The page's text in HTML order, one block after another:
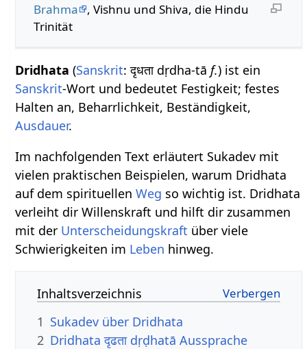
Brahma
, Vishnu und Shiva, die Hindu
Trinität
Dridhata (Sanskrit: दृधता dṛdha-tāf.) ist ein
Sanskrit-Wort und bedeutet Festigkeit; festes
Halten an, Beharrlichkeit, Beständigkeit,
Ausdauer.
Im nachfolgenden Text erläutert Sukadev mit
vielen praktischen Beispielen, warum Dridhata
auf dem spirituellenWeg so wichtig ist. Dridhata
verleiht dir Willenskraft und hilft dir zusammen
mit der Unterscheidungskraft über viele
Schwierigkeiten im Leben hinweg.
Inhaltsverzeichnis
1 Sukadev über Dridhata
2 Dridhata दृढता dṛḍhatā Aussprache